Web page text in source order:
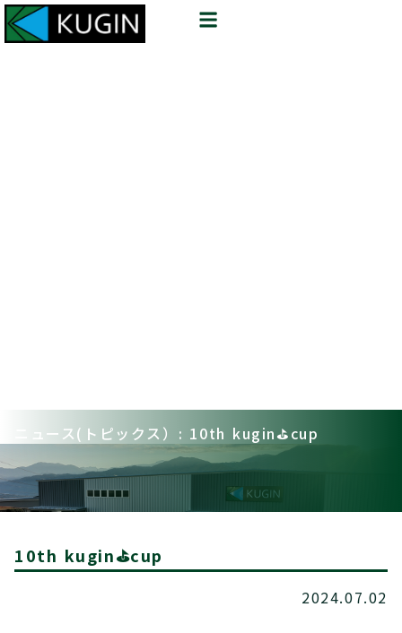
ニュース(トピックス）: 10th kugin⛳cup
10th kugin⛳cup
2024.07.02